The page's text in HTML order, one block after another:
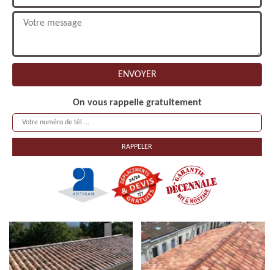
On vous rappelle gratuitement